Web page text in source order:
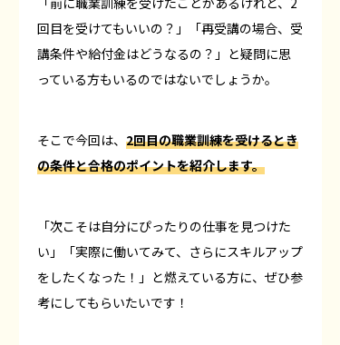
回目を受けてもいいの？」「再受講の場合、受
講条件や給付金はどうなるの？」と疑問に思
っている方もいるのではないでしょうか。
そこで今回は、 2回目の職業訓練を受けるとき
の条件と合格のポイントを紹介します。
「次こそは自分にぴったりの仕事を見つけた
い」「実際に働いてみて、さらにスキルアップ
をしたくなった！」と燃えている方に、ぜひ参
考にしてもらいたいです！